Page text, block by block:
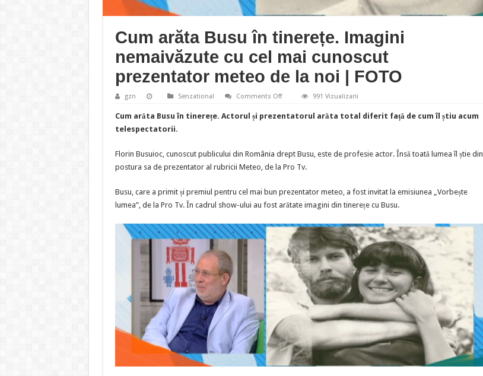
Cum arăta Busu în tinerețe. Imagini
nemaivăzute cu cel mai cunoscut
prezentator meteo de la noi | FOTO
gzn Senzational Comments Offon
Busu
nemaivăzute
cu
cel
prezentator
meteo
de
|
FOTO
991 Vizualizarii
Cum arăta Busu în tinerețe. Actorul și prezentatorul arăta total diferit față de cum îl știu acum
telespectatorii.
Florin Busuioc, cunoscut publicului din România drept Busu, este de profesie actor. Însă toată lumea îl știe din
postura sa de prezentator al rubricii Meteo, de la Pro Tv.
Busu, care a primit și premiul pentru cel mai bun prezentator meteo, a fost invitat la emisiunea „Vorbește
lumea”, de la Pro Tv. În cadrul show-ului au fost arătate imagini din tinerețe cu Busu.